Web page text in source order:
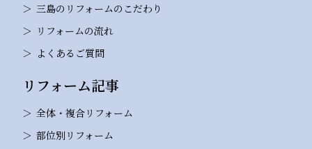
三島のリフォームのこだわり
リフォームの流れ
よくあるご質問
リフォーム記事
全体・複合リフォーム
部位別リフォーム